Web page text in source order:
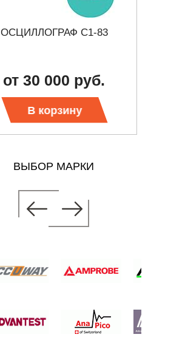
ОСЦИЛЛОГРАФ С1-83
от 30 000 руб.
В корзину
ВЫБОР МАРКИ